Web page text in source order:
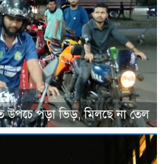
উপচে পড়া ভিড়, মিলছে না তেল